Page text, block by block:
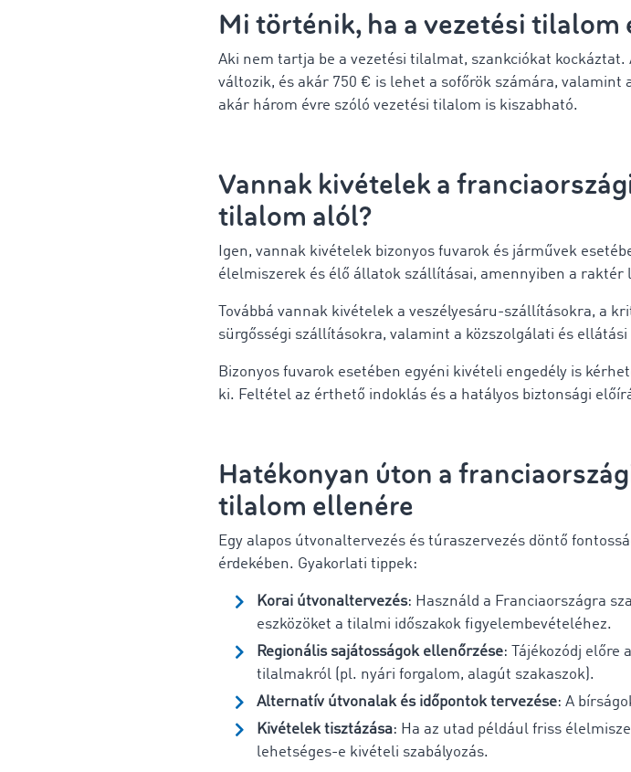
Mi történik, ha a vezetési tilalom
Aki nem tartja be a vezetési tilalmat, szankciókat
változik, és akár 750 € is lehet a sofőrök számára,
akár három évre szóló vezetési tilalom is kiszabható.
Vannak kivételek a
tilalom alól?
Igen, vannak kivételek bizonyos fuvarok és járművek
élelmiszerek és élő állatok szállításai, amennyiben a raktér
Továbbá vannak kivételek a veszélyesáru-szállításokra, a
sürgősségi szállításokra, valamint a közszolgálati és ellátási
Bizonyos fuvarok esetében egyéni kivételi engedély is
ki. Feltétel az érthető indoklás és a hatályos biztonsági
Hatékonyan úton a
tilalom ellenére
Egy alapos útvonaltervezés és túraszervezés döntő
érdekében. Gyakorlati tippek:
Korai útvonaltervezés: Használd a Franciaországra
eszközöket a tilalmi időszakok figyelembevételéhez.
Regionális sajátosságok ellenőrzése: Tájékozódj előre
tilalmakról (pl. nyári forgalom, alagút szakaszok).
Alternatív útvonalak és időpontok tervezése: A
Kivételek tisztázása: Ha az utad például friss
lehetséges-e kivételi szabályozás.